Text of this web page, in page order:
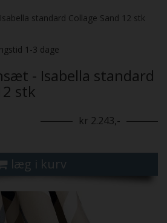
standard Collage Sand 12 stk
1-3 dage
- Isabella standard
stk
kr 2.243,-
læg i kurv